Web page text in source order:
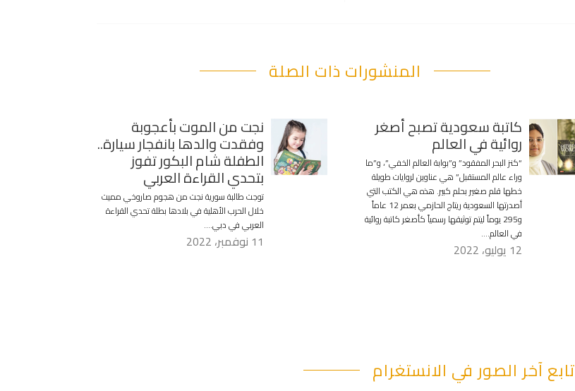
المنشورات ذات الصلة
نجت من الموت بأعجوبة
وفقدت والدها بانفجار سيارة..
الطفلة شام البكور تفوز
بتحدي القراءة العربي
توجت طالبة سورية نجت من هجوم صاروخي مميت
خلال الحرب الأهلية في بلادها بطلة تحدي القراءة
العربي في دبي….
11 نوفمبر، 2022
كاتبة سعودية تصبح أصغر
روائية في العالم
“كنز البحر المفقود” و”بوابة العالم الخفي”، و”ما
وراء عالم المستقبل” هي عناوين لروايات طويلة
خطها قلم صغير بحلم كبير. هذه هي الكتب التي
أصدرتها السعودية ريتاج الحازمي بعمر 12 عاماً
و295 يوماً ليتم توثيقها رسمياً كأصغر كاتبة روائية
في العالم….
12 يوليو، 2022
تابع آخر الصور في الانستغرام